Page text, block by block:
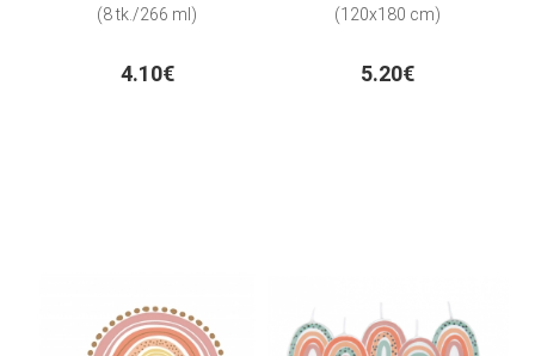
(8 tk./266 ml)
4.10€
(120x180 cm)
5.20€